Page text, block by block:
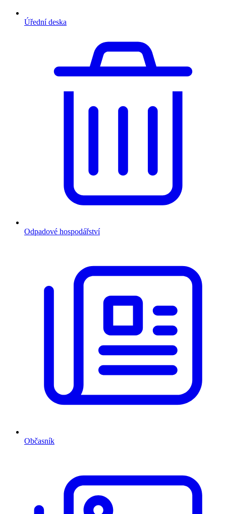
Úřední deska
Odpadové hospodářství
Občasník